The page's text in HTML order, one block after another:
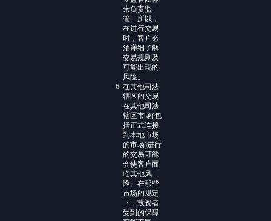
来负责监
管。所以，
在进行交易
时，客户必
须详细了解
交易规则及
可能出现的
风险。
在其他司法
辖区的交易
在其他司法
辖区市场(包
括正式连接
到本地市场
的市场)进行
的交易可能
会使客户面
临其他风
险。在那些
市场的规定
下，投资者
受到的保障